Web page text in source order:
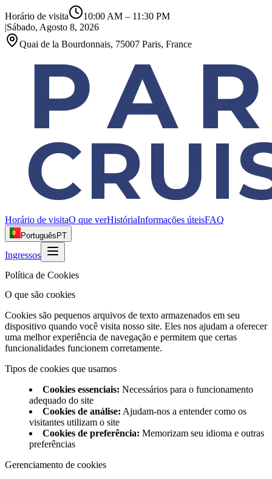
Horário de visita 10:00 AM – 11:30 PM
|Sábado, Agosto 8, 2026
Quai de la Bourdonnais, 75007 Paris, France
Horário de visitaO que verHistóriaInformações úteisFAQ
Português PT
Ingressos
Política de Cookies
O que são cookies
Cookies são pequenos arquivos de texto armazenados em seu
dispositivo quando você visita nosso site. Eles nos ajudam a oferecer
uma melhor experiência de navegação e permitem que certas
funcionalidades funcionem corretamente.
Tipos de cookies que usamos
Cookies essenciais: Necessários para o funcionamento
adequado do site
Cookies de análise: Ajudam-nos a entender como os
visitantes utilizam o site
Cookies de preferência: Memorizam seu idioma e outras
preferências
Gerenciamento de cookies